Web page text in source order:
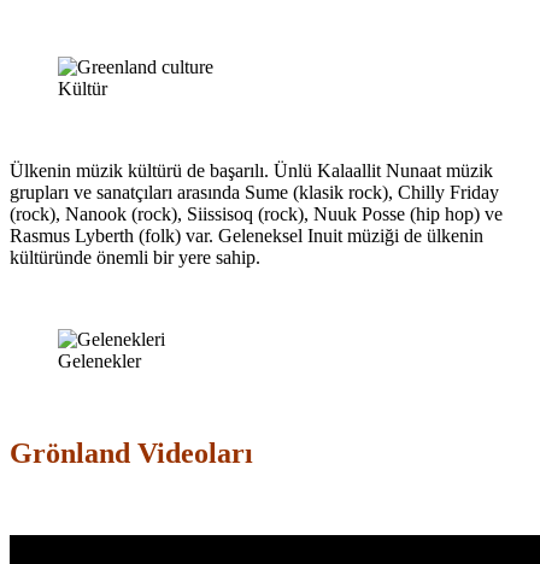
Kültür
Ülkenin müzik kültürü de başarılı. Ünlü Kalaallit Nunaat müzik
grupları ve sanatçıları arasında Sume (klasik rock), Chilly Friday
(rock), Nanook (rock), Siissisoq (rock), Nuuk Posse (hip hop) ve
Rasmus Lyberth (folk) var. Geleneksel Inuit müziği de ülkenin
kültüründe önemli bir yere sahip.
Gelenekler
Grönland Videoları